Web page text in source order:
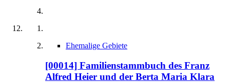
Ehemalige Gebiete
[00014] Familienstammbuch des Franz
Alfred Heier und der Berta Maria Klara